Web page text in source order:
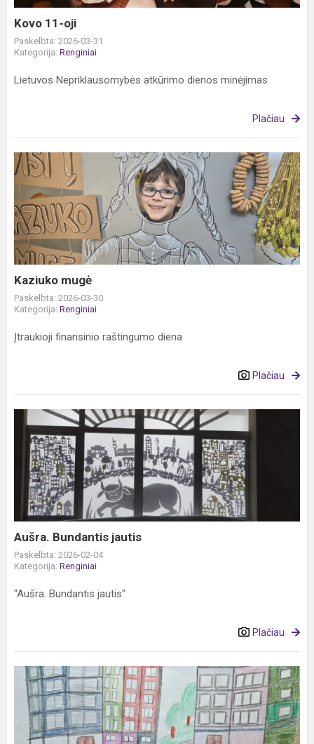
Kovo 11-oji
Paskelbta: 2026-03-31
Kategorija: Renginiai
Lietuvos Nepriklausomybės atkūrimo dienos minėjimas
Plačiau
Kaziuko
mugė
Kaziuko mugė
Paskelbta: 2026-03-30
Kategorija: Renginiai
Įtraukioji finansinio raštingumo diena
Plačiau
Aušra.
Bundantis
jautis
Aušra. Bundantis jautis
Paskelbta: 2026-02-04
Kategorija: Renginiai
"Aušra. Bundantis jautis"
Plačiau
VISI
PO
VIENU
SKĖČIU